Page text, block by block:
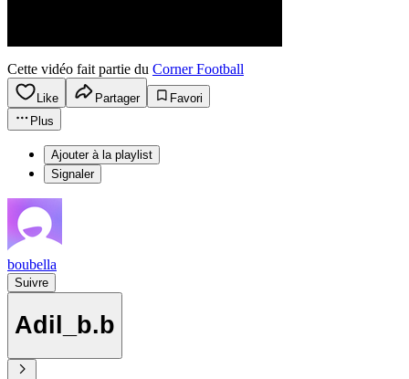
Cette vidéo fait partie du Corner Football
Like Partager
Favori
Plus
Ajouter à la playlist
Signaler
boubella
Suivre
Adil_b.b